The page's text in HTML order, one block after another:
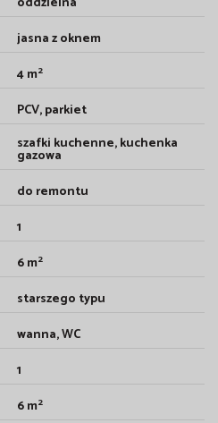
jasna z oknem
4 m2
PCV, parkiet
szafki kuchenne, kuchenka
gazowa
do remontu
1
6 m2
starszego typu
wanna, WC
1
6 m2